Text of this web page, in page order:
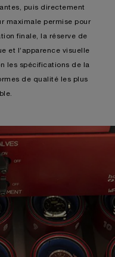
puis directement
maximale permise pour
finale, la réserve de
et l’apparence visuelle
les spécifications de la
de qualité les plus